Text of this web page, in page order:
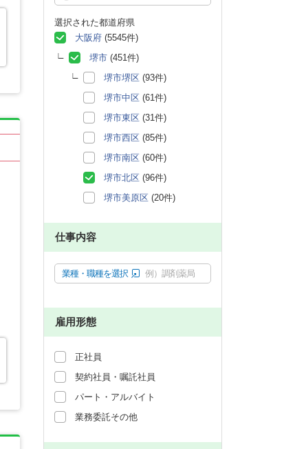
選択された都道府県
大阪府 (5545件)
堺市 (451件)
堺市堺区 (93件)
堺市中区 (61件)
堺市東区 (31件)
堺市西区 (85件)
堺市南区 (60件)
堺市北区 (96件)
堺市美原区 (20件)
仕事内容
業種・職種を選択 例）調剤薬局
雇用形態
正社員
契約社員・嘱託社員
パート・アルバイト
業務委託その他